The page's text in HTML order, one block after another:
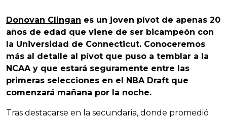
Donovan Clingan es un joven pívot de apenas 20
años de edad que viene de ser bicampeón con
la Universidad de Connecticut. Conoceremos
más al detalle al pívot que puso a temblar a la
NCAA y que estará seguramente entre las
primeras selecciones en el NBA Draft que
comenzará mañana por la noche.
Tras destacarse en la secundaria, donde promedió